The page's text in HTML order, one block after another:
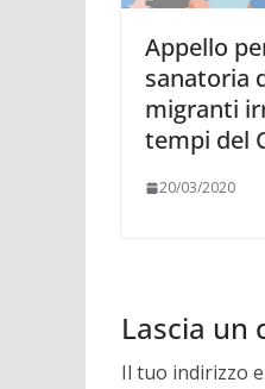
Appello
sanatoria
migranti
tempi del
20/03/2020
Lascia un
Il tuo indirizzo